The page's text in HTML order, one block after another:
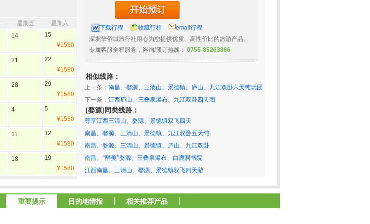
星期五
星期六
14
15
¥1580
21
22
¥1580
28
29
¥1580
4
5
¥1580
11
12
¥1580
18
19
¥1580
下载行程 收藏行程
email行程
深圳华侨城旅行社用心为您提供优质、高性价比的旅游产品。
专属客服全程服务，咨询/预订热线： 0755-85263866
相似线路：
上一条： 南昌、婺源、三清山、景德镇、庐山、九江双卧六天纯玩团
下一条： 江西庐山、三叠泉瀑布、九江双卧四天团
[婺源]同类线路：
尊享江西三清山、婺源、景德镇双飞四天
南昌、婺源、三清山、景德镇、九江双卧五天纯
南昌、婺源、三清山、景德镇、庐山、九江双卧
南昌、“醉美”婺源、三叠泉瀑布、白鹿洞书院
江西南昌、三清山、婺源、景德镇双飞四天游
重要提示 目的地情报 相关推荐产品